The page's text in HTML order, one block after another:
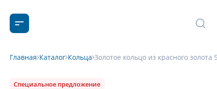
Главная Каталог Кольца Золотое кольцо из красного
Специальное предложение